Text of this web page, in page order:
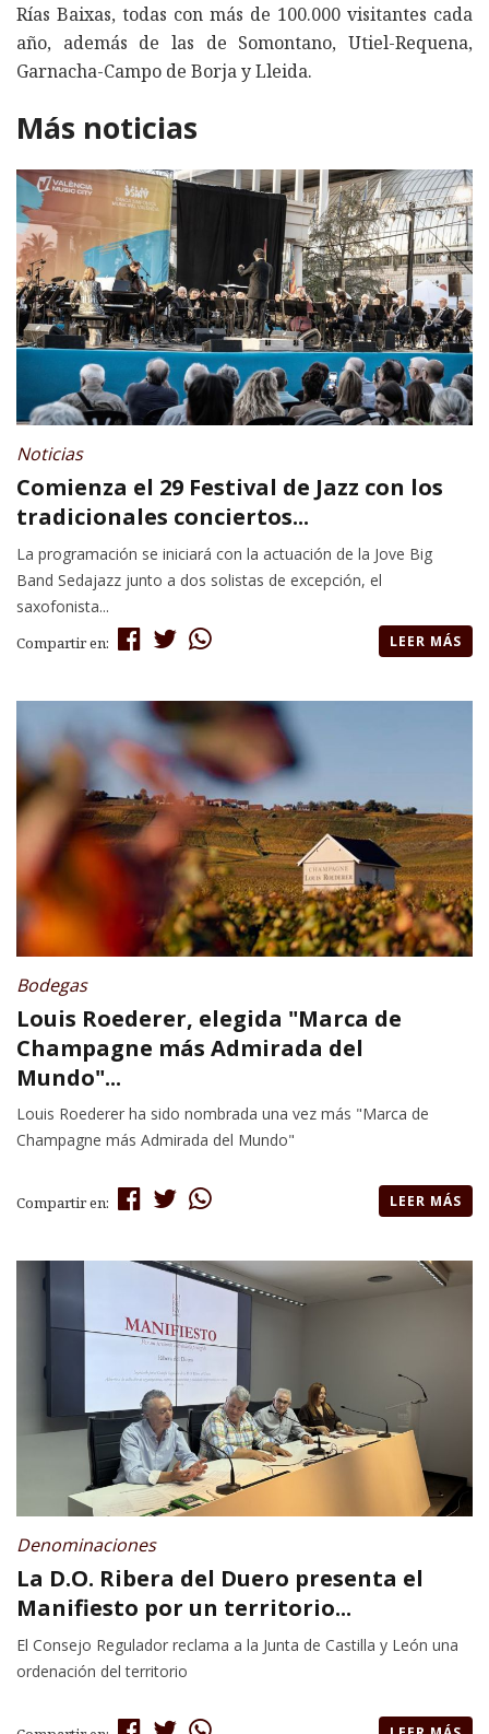
Rías Baixas, todas con más de 100.000 visitantes cada
año, además de las de Somontano, Utiel-Requena,
Garnacha-Campo de Borja y Lleida.
Más noticias
Noticias
Comienza el 29 Festival de Jazz con los
tradicionales conciertos...
La programación se iniciará con la actuación de la Jove Big
Band Sedajazz junto a dos solistas de excepción, el
saxofonista...
Compartir en: LEER MÁS
Bodegas
Louis Roederer, elegida "Marca de
Champagne más Admirada del
Mundo"...
Louis Roederer ha sido nombrada una vez más "Marca de
Champagne más Admirada del Mundo"
Compartir en: LEER MÁS
Denominaciones
La D.O. Ribera del Duero presenta el
Manifiesto por un territorio...
El Consejo Regulador reclama a la Junta de Castilla y León una
ordenación del territorio